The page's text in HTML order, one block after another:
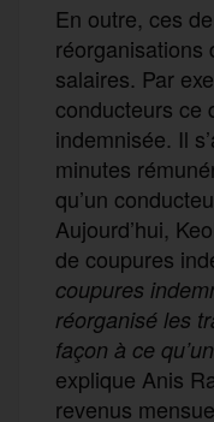
En outre, ces
réorganisations
salaires. Par
conducteurs ce
indemnisée. Il
minutes
qu’un
Aujourd’hui,
de coupures
coupures
réorganisé les
façon à ce
explique Anis
revenus